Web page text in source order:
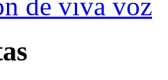
de viva voz